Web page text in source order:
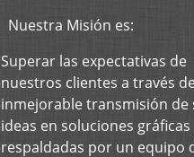
Nuestra Misión es:
Superar las expectativas de
nuestros clientes a través
inmejorable transmisión de
ideas en soluciones gráficas
respaldadas por un equipo